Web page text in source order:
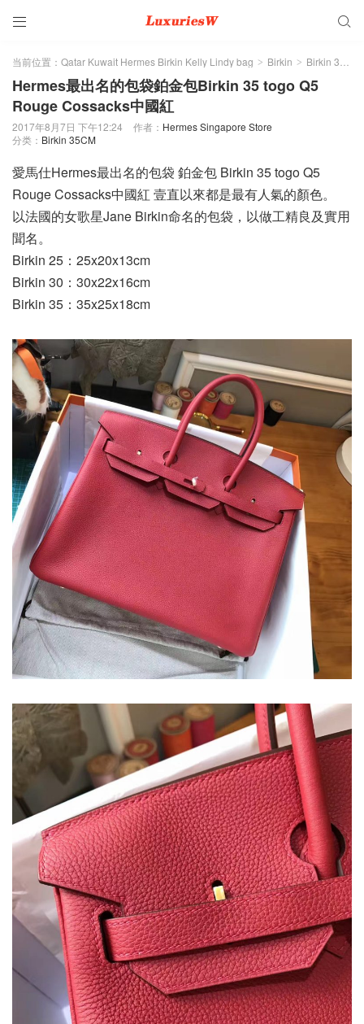
 
当前位置： Qatar Kuwait Hermes Birkin Kelly Lindy bag > Birkin > Birkin 35CM
Hermes最出名的包袋鉑金包Birkin 35 togo Q5
Rouge Cossacks中國紅
2017年8月7日 下午12:24 作者： Hermes Singapore Store
分类： Birkin 35CM
愛馬仕Hermes最出名的包袋 鉑金包 Birkin 35 togo Q5
Rouge Cossacks中國紅 壹直以來都是最有人氣的顏色。
以法國的女歌星Jane Birkin命名的包袋，以做工精良及實用
聞名。
Birkin 25：25x20x13cm
Birkin 30：30x22x16cm
Birkin 35：35x25x18cm